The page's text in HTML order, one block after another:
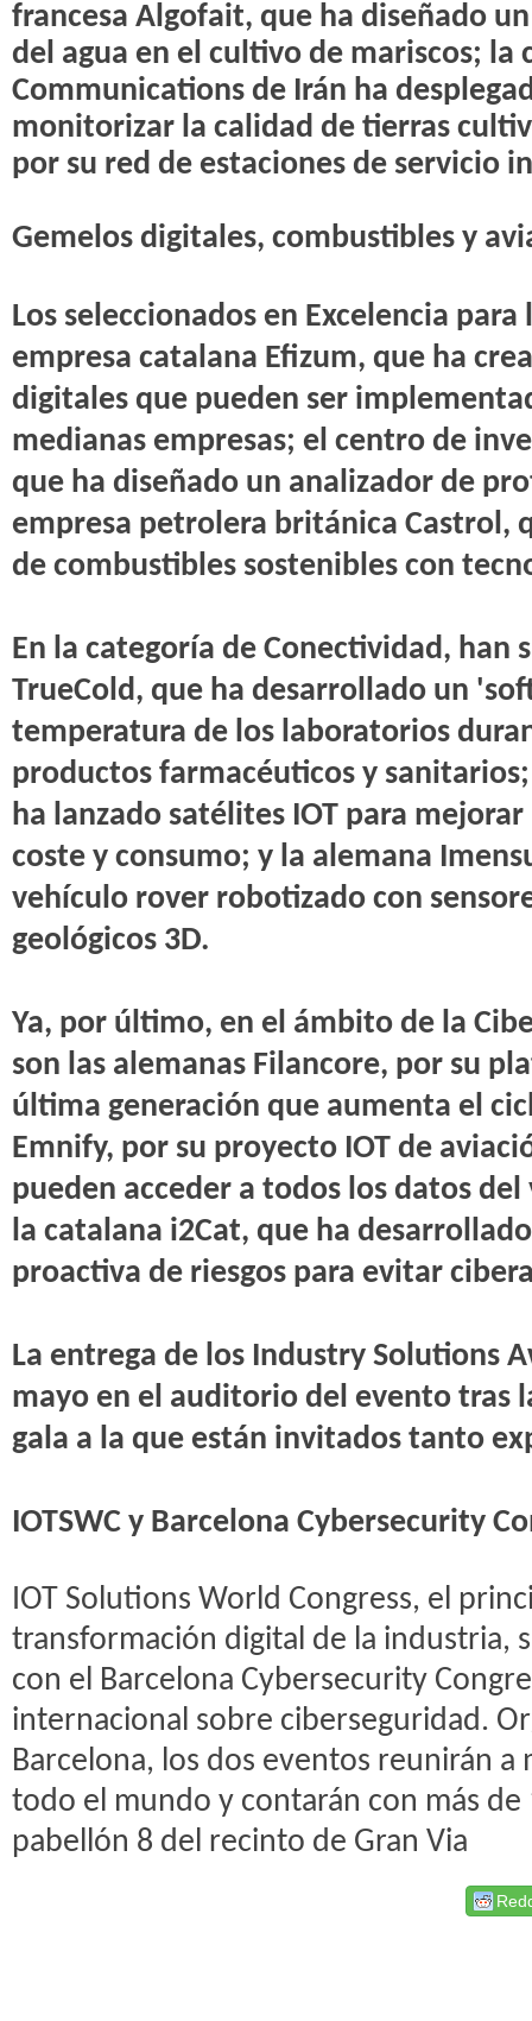
francesa Algofait, que ha diseñado
del agua en el cultivo de mariscos; la
Communications de Irán ha
monitorizar la calidad de tierras
por su red de estaciones de servicio
Gemelos digitales, combustibles y
Los seleccionados en Excelencia
empresa catalana Efizum, que ha
digitales que pueden ser
medianas empresas; el centro de
que ha diseñado un analizador de
empresa petrolera británica Castrol,
de combustibles sostenibles con
En la categoría de Conectividad, han
TrueCold, que ha desarrollado un
temperatura de los laboratorios
productos farmacéuticos y
ha lanzado satélites IOT para
coste y consumo; y la alemana
vehículo rover robotizado con
geológicos 3D.
Ya, por último, en el ámbito de la
son las alemanas Filancore, por su
última generación que aumenta el
Emnify, por su proyecto IOT de
pueden acceder a todos los datos
la catalana i2Cat, que ha
proactiva de riesgos para evitar
La entrega de los Industry Solutions
mayo en el auditorio del evento tras
gala a la que están invitados tanto
IOTSWC y Barcelona Cybersecurity
IOT Solutions World Congress, el
transformación digital de la industria,
con el Barcelona Cybersecurity
internacional sobre ciberseguridad.
Barcelona, los dos eventos reunirán a
todo el mundo y contarán con más de
pabellón 8 del recinto de Gran Via